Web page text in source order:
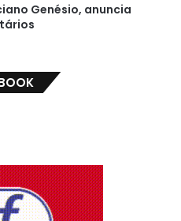
Genésio, anuncia